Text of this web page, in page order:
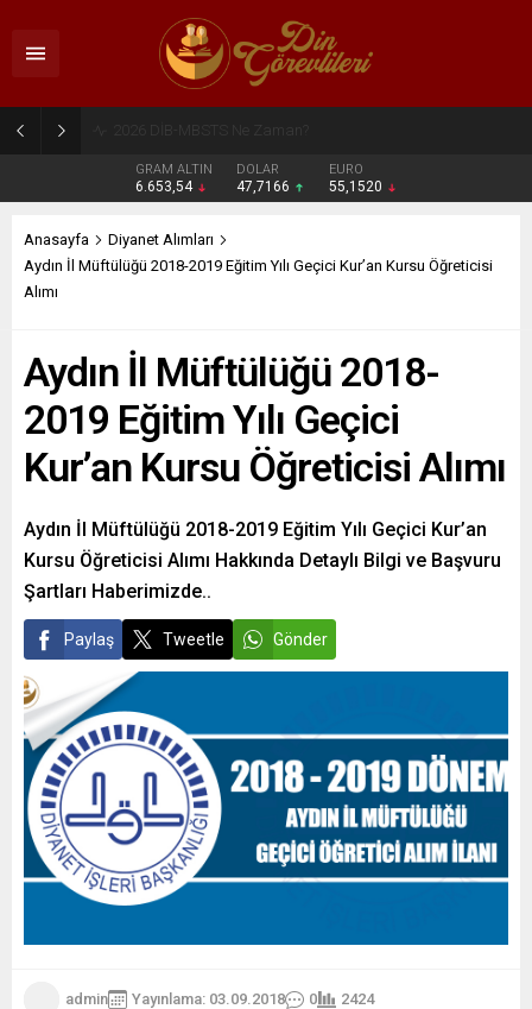
2026 DİB-MBSTS Ne Zaman?
GRAM ALTIN
6.653,54
DOLAR
47,7166
EURO
55,1520
Anasayfa
Diyanet Alımları
Aydın İl Müftülüğü 2018-2019 Eğitim Yılı Geçici Kur’an Kursu Öğreticisi
Alımı
Aydın İl Müftülüğü 2018-
2019 Eğitim Yılı Geçici
Kur’an Kursu Öğreticisi Alımı
Aydın İl Müftülüğü 2018-2019 Eğitim Yılı Geçici Kur’an
Kursu Öğreticisi Alımı Hakkında Detaylı Bilgi ve Başvuru
Şartları Haberimizde..
Paylaş Tweetle Gönder
admin Yayınlama: 03.09.2018 0 2424